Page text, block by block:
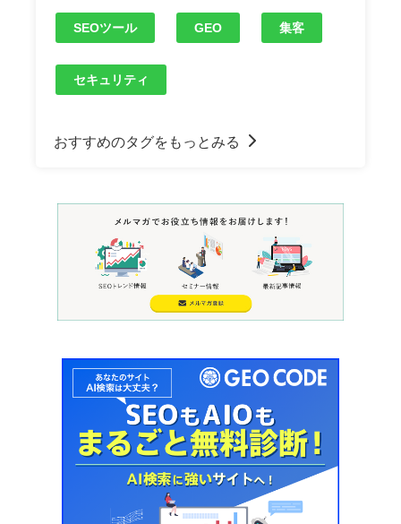
SEOツール GEO 集客
セキュリティ
おすすめのタグをもっとみる